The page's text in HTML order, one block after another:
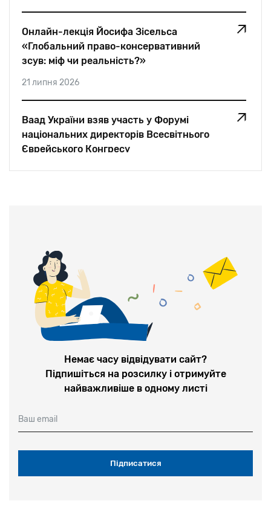
Онлайн-лекція Йосифа Зісельса
«Глобальний право-консервативний
зсув: міф чи реальність?»
21 липня 2026
Ваад України взяв участь у Форумі
національних директорів Всесвітнього
Єврейського Конгресу
05 липня 2026
And News
28 червня 2026
1-2 липня у Києві відбудеться
конференція «Єврейська спадщина в
Україні: Досвід та перспективи
досліджень»
28 червня 2026
У Теплицькій громаді на Вінничині
Немає часу відвідувати сайт?
Підпишіться на розсилку і отримуйте
найважливіше в одному листі
Ваш email